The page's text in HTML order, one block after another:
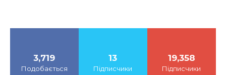
3,719
Подобається
13
Підписчики
19,358
Підписчики